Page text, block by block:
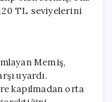
TL seviyelerini
Memiş,
uyardı.
kapılmadan orta